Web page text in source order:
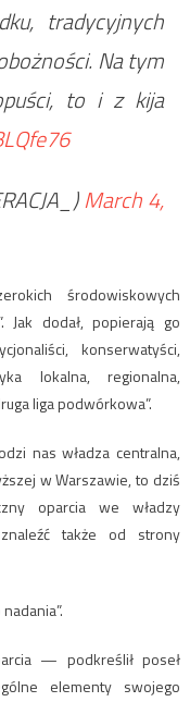
tradycyjnych
Na tym
to i z kija
March 4,
środowiskowych
Jak dodał, popierają go
konserwatyści,
lokalna, regionalna,
liga podwórkowa”.
nas władza centralna,
w Warszawie, to dziś
oparcia we władzy
także od strony
— podkreślił poseł
elementy swojego